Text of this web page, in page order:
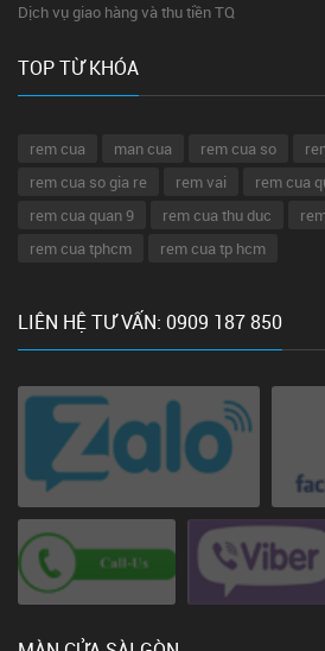
Dịch vụ giao hàng và thu tiền TQ
TOP TỪ KHÓA
rem cua man cua rem cua so
rem cua so gia re
rem vai rem cua
rem cua quan 9
rem cua thu duc
rem cua tphcm
rem cua tp hcm
LIÊN HỆ TƯ VẤN: 0909 187 850